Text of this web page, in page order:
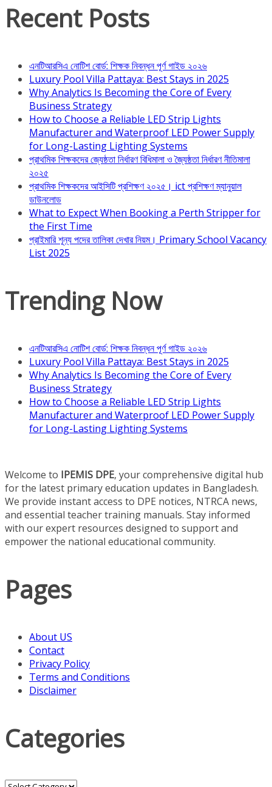
Recent Posts
এনটিআরসিএ নোটিশ বোর্ড: শিক্ষক নিবন্ধন পূর্ণ গাইড ২০২৬
Luxury Pool Villa Pattaya: Best Stays in 2025
Why Analytics Is Becoming the Core of Every
Business Strategy
How to Choose a Reliable LED Strip Lights
Manufacturer and Waterproof LED Power Supply
for Long-Lasting Lighting Systems
প্রাথমিক শিক্ষকদের জ্যেষ্ঠতা নির্ধারণ বিধিমালা ও জ্যৈষ্ঠতা নির্ধারণ নীতিমালা
২০২৫
প্রাথমিক শিক্ষকদের আইসিটি প্রশিক্ষণ ২০২৫। ict প্রশিক্ষণ ম্যানুয়াল
ডাউনলোড
What to Expect When Booking a Perth Stripper for
the First Time
প্রাইমারি শূন্য পদের তালিকা দেখার নিয়ম। Primary School Vacancy
List 2025
Trending Now
এনটিআরসিএ নোটিশ বোর্ড: শিক্ষক নিবন্ধন পূর্ণ গাইড ২০২৬
Luxury Pool Villa Pattaya: Best Stays in 2025
Why Analytics Is Becoming the Core of Every
Business Strategy
How to Choose a Reliable LED Strip Lights
Manufacturer and Waterproof LED Power Supply
for Long-Lasting Lighting Systems
Welcome to IPEMIS DPE, your comprehensive digital hub
for the latest primary education updates in Bangladesh.
We provide instant access to DPE notices, NTRCA news,
and essential teacher training manuals. Stay informed
with our expert resources designed to support and
empower the national educational community.
Pages
About US
Contact
Privacy Policy
Terms and Conditions
Disclaimer
Categories